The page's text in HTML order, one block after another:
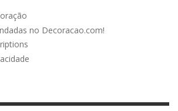
no Decoracao.com!